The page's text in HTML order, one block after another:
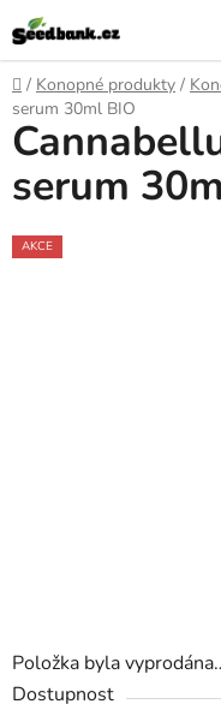
Přejít
na
obsah
Domů
/ Konopné produkty /
serum 30ml BIO
Položka byla
Dostupnost
serum
AKCE